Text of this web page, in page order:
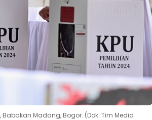
Babakan Madang, Bogor. (Dok. Tim Media